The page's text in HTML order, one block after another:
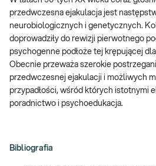
przedwczesna ejakulacja jest
neurobiologicznych i genetycznych.
doprowadziły do rewizji pierwotnego
psychogenne podłoże tej krępującej
Obecnie przeważa szerokie
przedwczesnej ejakulacji i możliwych
przypadłości, wśród których istotnymi
poradnictwo i psychoedukacja.
Bibliografia